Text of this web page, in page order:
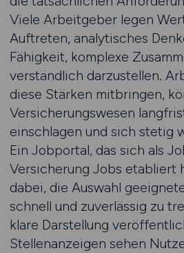
Viele Arbeitgeber legen
Auftreten, analytisches
Fähigkeit, komplexe
verständlich darzustellen.
diese Stärken mitbringen,
Versicherungswesen
einschlagen und sich stetig
Ein Jobportal, das sich als
Versicherung Jobs etabliert
dabei, die Auswahl
schnell und zuverlässig zu
klare Darstellung
Stellenanzeigen sehen